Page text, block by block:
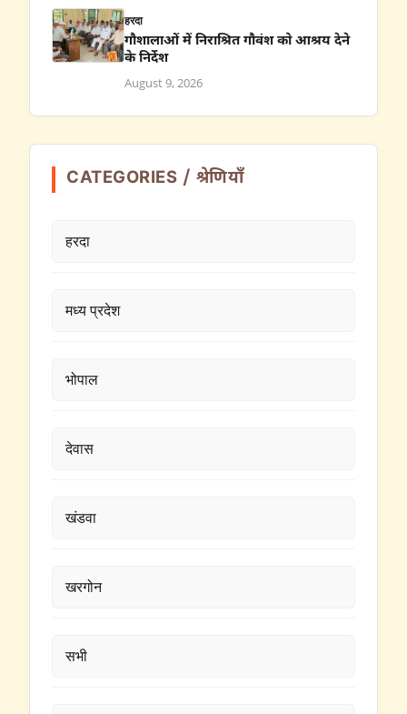
हरदा
गौशालाओं में निराश्रित गौवंश को आश्रय देने
के निर्देश
August 9, 2026
CATEGORIES / श्रेणियाँ
हरदा
मध्य प्रदेश
भोपाल
देवास
खंडवा
खरगोन
सभी